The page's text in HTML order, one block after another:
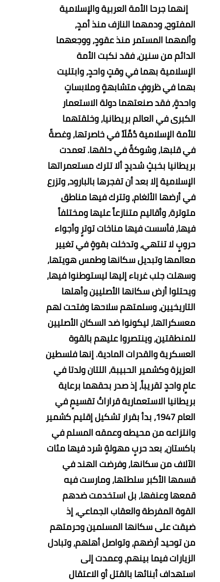
إنهما جرحا الأمة العربية والإسلامية
المفتوح، ودمهما النازف منذ أمدٍ،
وألمهما المستمر منذ عقودٍ، ووجعهما
الدائم من سنين، فقد نكبت الأمة
الإسلامية بهما في وقتٍ واحدٍ، وابتليت
بهما في ظروفٍ متشابهةٍ وملابساتٍ
واحدةٍ، فقد صنعتهما دولة الاستعمار
الكبرى في العالم بريطانيا، وخلقتهما
للأمة الإسلامية دُمَّلَاً في خاصرتها، وغصةً
في قلبها، وشوكةً في حلقها.تعمدت
بريطانيا بخبثٍ شديدٍ ألا تترك مستعمراتها
الإسلامية إلا بعد أن تفجرها بالبارود، وتزرع
في أرضها الألغام، وتترك فيها مناطق
متوترة، وأقاليم متنازعاً عليها ومختلفاً
فيها، فأسست فيها مناخات توترٍ وأجواء
حروبٍ لا تنتهي، وتدخلت بقوةٍ في تغيير
معالمها وتبديل سكانها وطمس هويتها،
وسهلت جلب غرباء إليها ليستوطنوا فيها،
ويحتلوا أرض سكانها الأصليين وأهلها
التاريخيين، وسلمتهم سلاحها وفتحت لهم
معسكراتها، ليكونوا ضد السكان الأصليين
للمنطقتين، وينتصروا عليهم بالقوة
العسكرية والقدرات المادية.إنها فلسطين
العزيزة وكشمير الحبيبة، اللتان ولدتا في
عامٍ واحدٍ تقريباً، إذ صدر بحقهما برعاية
بريطانيا الاستعمارية قراراتُ تقسيمٍ في
العام 1947، بدأ بقرار تشكيل إقليم كشمير
وانتزاعه من محيطه وعمقه المسلم في
باكستان، بعد حربٍ مهولةٍ شرد فيها مئات
الآلاف من سكانها، وفرضت الهند في
قسمها الأكبر سلطتها، ومارست فيه
قمعها وعنفها، بل استخدمت ضدهم
القوة المفرطة والعقاب الجماعي، إذ
ضيقت على سكانها المسلمين وحرمتهم
من توحيد أرضهم، وتواصل أهلهم، وتبادل
الزيارات فيما بينهم، وعمدت إلى
استهداف أبنائها بالقتل أو الاعتقال